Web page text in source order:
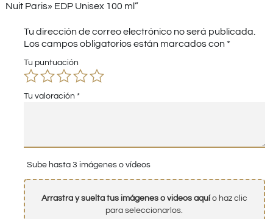
Nuit Paris» EDP Unisex 100 ml”
Tu dirección de correo electrónico no será publicada.
Los campos obligatorios están marcados con *
Tu puntuación
Tu valoración *
Sube hasta 3 imágenes o vídeos
Arrastra y suelta tus imágenes o videos aquío haz clic
para seleccionarlos.